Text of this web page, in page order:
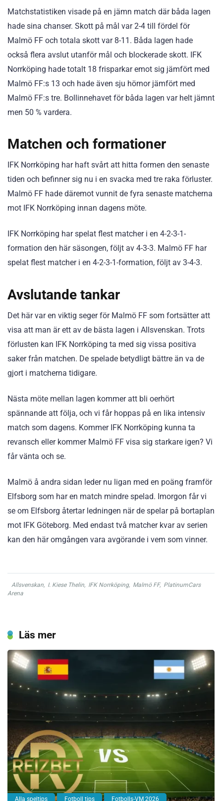
Matchstatistiken visade på en jämn match där båda lagen
hade sina chanser. Skott på mål var 2-4 till fördel för
Malmö FF och totala skott var 8-11. Båda lagen hade
också flera avslut utanför mål och blockerade skott. IFK
Norrköping hade totalt 18 frisparkar emot sig jämfört med
Malmö FF:s 13 och hade även sju hörnor jämfört med
Malmö FF:s tre. Bollinnehavet för båda lagen var helt jämnt
men 50 % vardera.
Matchen och formationer
IFK Norrköping har haft svårt att hitta formen den senaste
tiden och befinner sig nu i en svacka med tre raka förluster.
Malmö FF hade däremot vunnit de fyra senaste matcherna
mot IFK Norrköping innan dagens möte.
IFK Norrköping har spelat flest matcher i en 4-2-3-1-
formation den här säsongen, följt av 4-3-3. Malmö FF har
spelat flest matcher i en 4-2-3-1-formation, följt av 3-4-3.
Avslutande tankar
Det här var en viktig seger för Malmö FF som fortsätter att
visa att man är ett av de bästa lagen i Allsvenskan. Trots
förlusten kan IFK Norrköping ta med sig vissa positiva
saker från matchen. De spelade betydligt bättre än va de
gjort i matcherna tidigare.
Nästa möte mellan lagen kommer att bli oerhört
spännande att följa, och vi får hoppas på en lika intensiv
match som dagens. Kommer IFK Norrköping kunna ta
revansch eller kommer Malmö FF visa sig starkare igen? Vi
får vänta och se.
Malmö å andra sidan leder nu ligan med en poäng framför
Elfsborg som har en match mindre spelad. Imorgon får vi
se om Elfsborg återtar ledningen när de spelar på bortaplan
mot IFK Göteborg. Med endast två matcher kvar av serien
kan den här omgången vara avgörande i vem som vinner.
Allsvenskan, I. Kiese Thelin, IFK Norrköping, Malmö FF, PlatinumCars
Arena
Läs mer
Alla speltips Fotboll tips Fotbolls-VM 2026